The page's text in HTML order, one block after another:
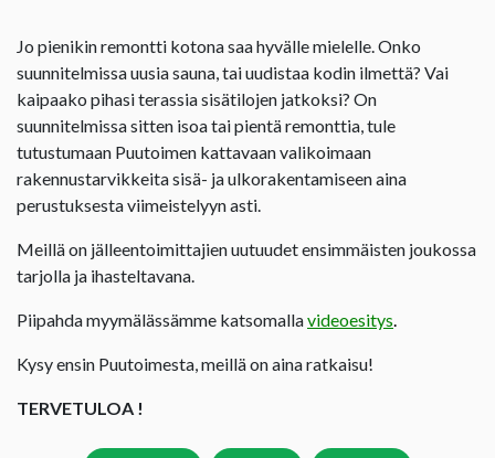
Jo pienikin remontti kotona saa hyvälle mielelle. Onko
suunnitelmissa uusia sauna, tai uudistaa kodin ilmettä? Vai
kaipaako pihasi terassia sisätilojen jatkoksi? On
suunnitelmissa sitten isoa tai pientä remonttia, tule
tutustumaan Puutoimen kattavaan valikoimaan
rakennustarvikkeita sisä- ja ulkorakentamiseen aina
perustuksesta viimeistelyyn asti.
Meillä on jälleentoimittajien uutuudet ensimmäisten joukossa
tarjolla ja ihasteltavana.
Piipahda myymälässämme katsomallavideoesitys.
Kysy ensin Puutoimesta, meillä on aina ratkaisu!
TERVETULOA !